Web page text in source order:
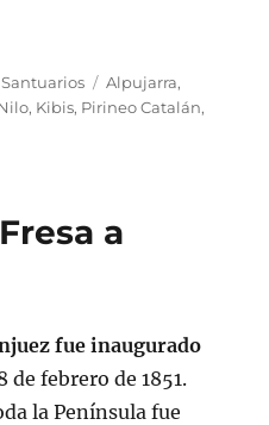
Categorías
Santuarios Etiquetas
Alpujarra,
, Kibis, Pirineo Catalán,
a
fue inaugurado
de febrero de 1851.
la Península fue